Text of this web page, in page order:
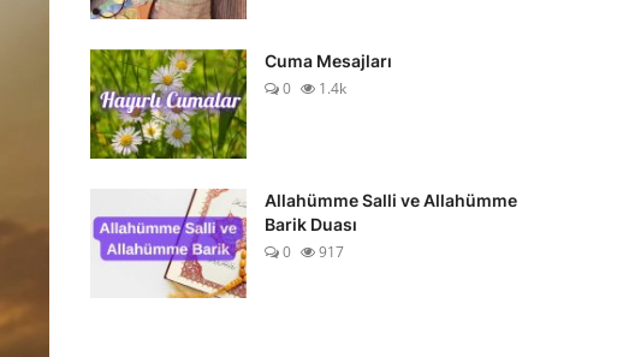
Cuma Mesajları
0
1.4k
Allahümme Salli ve Allahümme
Barik Duası
0
917